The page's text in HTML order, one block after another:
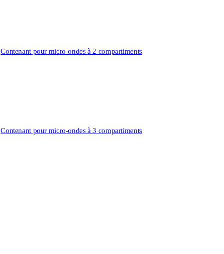
Contenant pour micro-ondes à 2 compartiments
Contenant pour micro-ondes à 3 compartiments